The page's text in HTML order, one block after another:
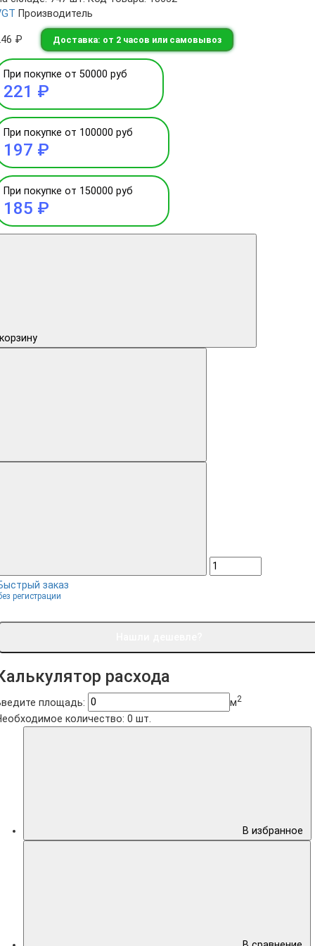
Производитель
₽ Доставка: от 2 часов или самовывоз
При покупке от 50000 руб
221 ₽
При покупке от 100000 руб
197 ₽
При покупке от 150000 руб
185 ₽
заказ
регистрации
расхода
площадь: м2
количество: 0 шт.
В избранное